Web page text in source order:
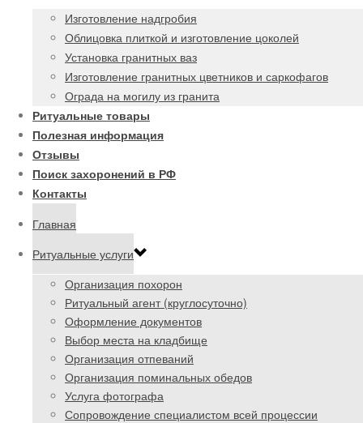
Изготовление надгробия
Облицовка плиткой и изготовление цоколей
Установка гранитных ваз
Изготовление гранитных цветников и саркофагов
Ограда на могилу из гранита
Ритуальные товары
Полезная информация
Отзывы
Поиск захоронений в РФ
Контакты
Главная
Ритуальные услуги
Организация похорон
Ритуальный агент (круглосуточно)
Оформление документов
Выбор места на кладбище
Организация отпеваний
Организация поминальных обедов
Услуга фотографа
Сопровождение специалистом всей процессии